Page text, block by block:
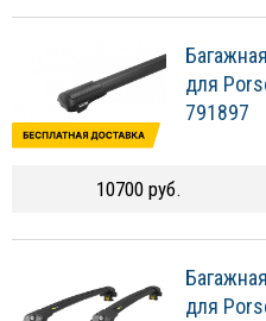
для
791897
10700 руб.
для